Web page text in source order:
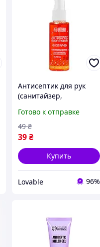
Антисептик для рук
(санитайзер,
Intense Цитрус 35 мл,
бактерицидный спрей
Готово к отправке
39 ₴
49 ₴
Купить
Lovable 96%